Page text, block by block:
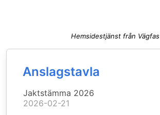
Hemsidestjänst från Vägfas
Anslagstavla
Jaktstämma 2026
2026-02-21